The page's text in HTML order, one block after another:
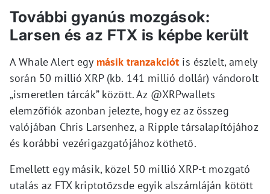
További gyanús mozgások:
Larsen és az FTX is képbe került
A Whale Alert egy másik tranzakciót is észlelt, amely
során 50 millió XRP (kb. 141 millió dollár) vándorolt
„ismeretlen tárcák” között. Az @XRPwallets
elemzőfiók azonban jelezte, hogy ez az összeg
valójában Chris Larsenhez, a Ripple társalapítójához
és korábbi vezérigazgatójához köthető.
Emellett egy másik, közel 50 millió XRP-t mozgató
utalás az FTX kriptotőzsde egyik alszámláján kötött